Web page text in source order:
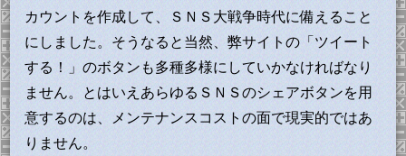
カウントを作成して、ＳＮＳ大戦争時代に備えること
にしました。そうなると当然、弊サイトの「ツイート
する！」のボタンも多種多様にしていかなければなり
ません。とはいえあらゆるＳＮＳのシェアボタンを用
意するのは、メンテナンスコストの面で現実的ではあ
りません。